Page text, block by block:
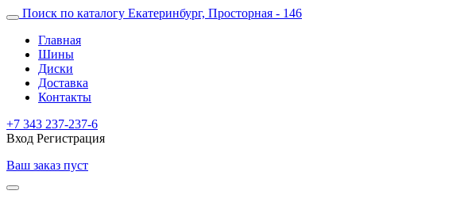
Поиск по каталогу Екатеринбург, Просторная - 146
Главная
Шины
Диски
Доставка
Контакты
+7 343 237-237-6
Вход Регистрация
Ваш заказ пуст